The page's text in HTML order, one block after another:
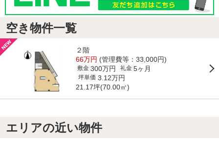
空き物件一覧
２階
66万円 (管理費等：33,000円)
敷金 300万円 礼金 5ヶ月
坪単価 3.12万円
21.17坪(70.00㎡)
エリアの近い物件